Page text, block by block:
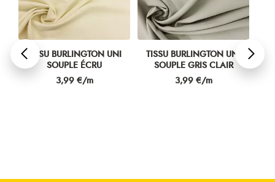
TISSU BURLINGTON UNI
SOUPLE ÉCRU
Prix
3,99 €/m
TISSU BURLINGTON UNI
SOUPLE GRIS CLAIR
Prix
3,99 €/m